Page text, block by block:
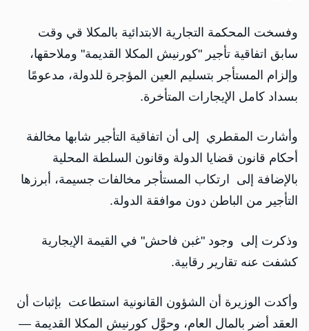
و‏فسخت المحكمة التجارية الابتدائية بالمكلا قي وقت
سابق اتفاقية تأجير "كورنيش المكلا القديمة" وملاحقها،
وإلزام المستأجر بتسليم العين المؤجرة للدولة، مدعومًا
بسداد كامل الإيجارات المتأخرة.
وأشارت المقطري إلى أن اتفاقية التأجير شابها مخالفة
أحكام قانون قضايا الدولة وقانون السلطة المحلية
بالإضافة إلى ارتكاب المستأجر مخالفات جسيمة، أبرزها
التأجير من الباطن دون موافقة الدولة.
وذكرت إلى وجود "غبن فاحش" في القيمة الإيجارية
كشفت عنه تقارير رقابية.
وأكدت الوزيرة أن الشؤون القانونية استطاعت بإثبات أن
العقد أضر بالمال العام، وحوَّل كورنيش المكلا القديمة —